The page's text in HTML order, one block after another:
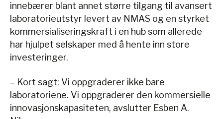
innebærer blant annet større tilgang til avansert
laboratorieutstyr levert av NMAS og en styrket
kommersialiseringskraft i en hub som allerede
har hjulpet selskaper med å hente inn store
investeringer.
– Kort sagt: Vi oppgraderer ikke bare
laboratoriene. Vi oppgraderer den kommersielle
innovasjonskapasiteten, avslutter Esben A.